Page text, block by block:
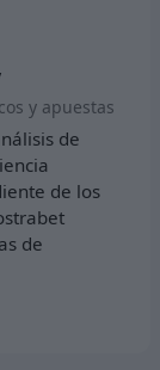
y apuestas
de
de los
de